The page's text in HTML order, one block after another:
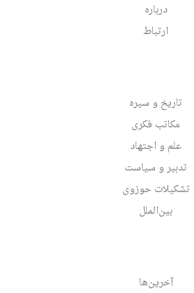
درباره
ارتباط
تاریخ و سیره
مکاتب فکری
علم و اجتهاد
تدبیر و سیاست
تشکیلات حوزوی
بین‌الملل
آخرین‌ها